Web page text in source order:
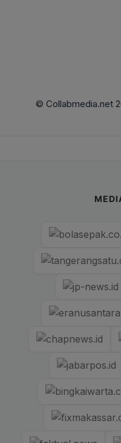
© Collabmedia.net